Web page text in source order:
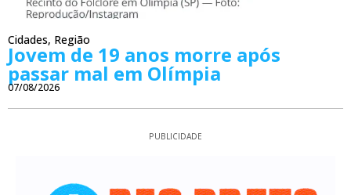
Cidades, Região
Jovem de 19 anos morre após
passar mal em Olímpia
07/08/2026
PUBLICIDADE